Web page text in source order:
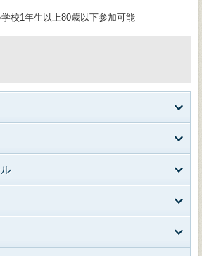
校1年生以上80歳以下参加可能